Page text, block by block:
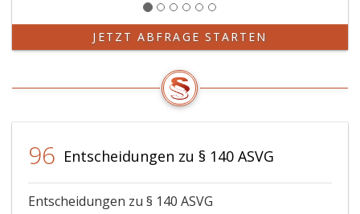
JETZT ABFRAGE STARTEN
96 Entscheidungen zu § 140 ASVG
Entscheidungen zu § 140 ASVG